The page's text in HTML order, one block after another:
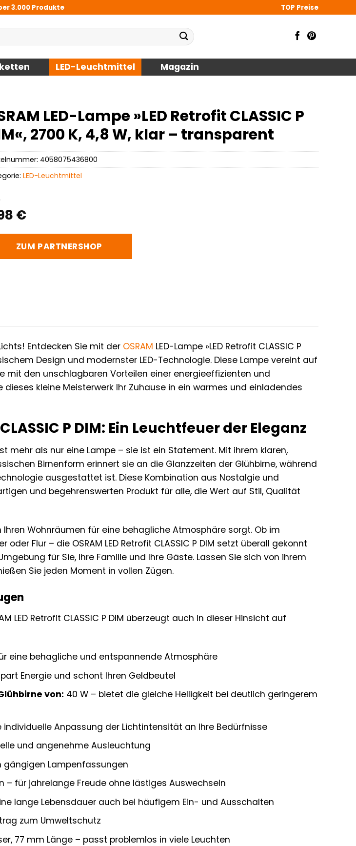
3.000 Produkte TOP Preise
LED-Leuchtmittel Magazin
LED-Lampe »LED Retrofit CLASSIC P
2700 K, 4,8 W, klar – transparent
€
ZUM PARTNERSHOP
4058075436800
LED-Leuchtmittel
Entdecken Sie mit der OSRAM LED-Lampe »LED Retrofit CLASSIC P
Design und modernster LED-Technologie. Diese Lampe vereint auf
mit den unschlagbaren Vorteilen einer energieeffizienten und
dieses kleine Meisterwerk Ihr Zuhause in ein warmes und einladendes
P DIM: Ein Leuchtfeuer der Eleganz
ist mehr als nur eine Lampe – sie ist ein Statement. Mit ihrem klaren,
Birnenform erinnert sie an die Glanzzeiten der Glühbirne, während
ausgestattet ist. Diese Kombination aus Nostalgie und
und begehrenswerten Produkt für alle, die Wert auf Stil, Qualität
Ihren Wohnräumen für eine behagliche Atmosphäre sorgt. Ob im
Flur – die OSRAM LED Retrofit CLASSIC P DIM setzt überall gekonnt
für Sie, Ihre Familie und Ihre Gäste. Lassen Sie sich von ihrem
Sie jeden Moment in vollen Zügen.
LED Retrofit CLASSIC P DIM überzeugt auch in dieser Hinsicht auf
eine behagliche und entspannende Atmosphäre
Energie und schont Ihren Geldbeutel
von: 40 W – bietet die gleiche Helligkeit bei deutlich geringerem
Anpassung der Lichtintensität an Ihre Bedürfnisse
und angenehme Ausleuchtung
gängigen Lampenfassungen
– für jahrelange Freude ohne lästiges Auswechseln
lange Lebensdauer auch bei häufigem Ein- und Ausschalten
zum Umweltschutz
77 mm Länge – passt problemlos in viele Leuchten